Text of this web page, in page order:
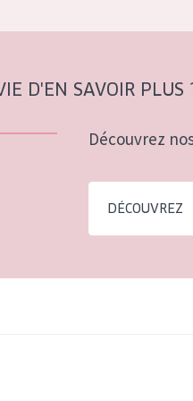
D'EN SAVOIR PLUS
Découvrez
DÉCOUVREZ